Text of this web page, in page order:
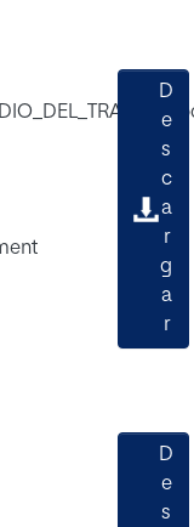
D
e
s
c
a
r
g
a
r
D
e
s